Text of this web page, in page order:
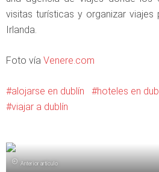
visitas turísticas y organizar
Irlanda.
Foto vía Venere.com
alojarse en dublín hoteles en
viajar a dublín
Anterior artículo